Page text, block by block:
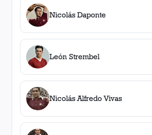
Nicolás Daponte
León Strembel
Nicolás Alfredo Vivas